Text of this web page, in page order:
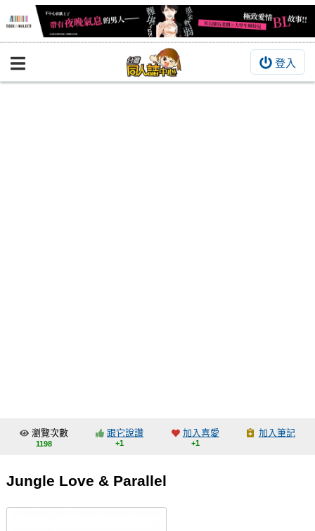
登入
BOOKY書集倉庫
交流中心
會員功能選單
瀏覽次數
1198
跟它說讚
+1
加入喜愛
+1
加入筆記
Jungle Love & Parallel